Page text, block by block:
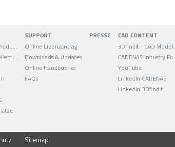
SUPPORT
Online Lizenzantrag
Downloads & Updates
Online Handbücher
FAQs
PRESSE CAD CONTENT
YouTube
LinkedIn CADENAS
LinkedIn 3Dfindit
Sitemap